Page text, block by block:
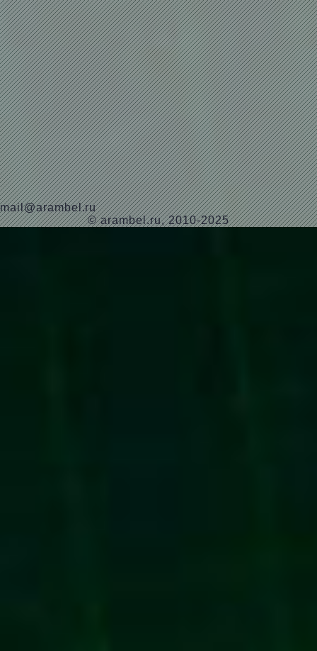
mail@arambel.ru
© arambel.ru, 2010-2025